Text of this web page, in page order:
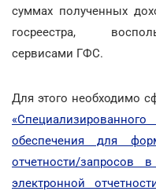
суммах полученных
госреестра,
сервисами ГФС.
Для этого необходимо
обеспечения для
отчетности/запросов
электронной